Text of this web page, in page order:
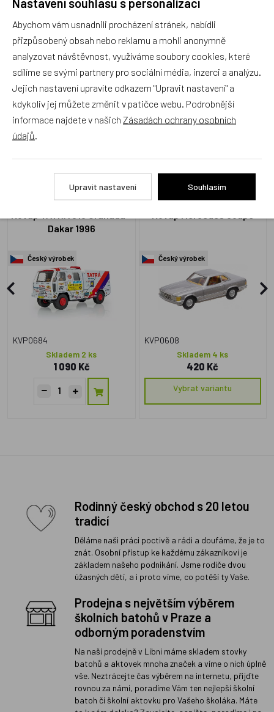
Produkt zatím nemá žádné hodnocení, buďte první, kdo
produkt ohodnotí!
Přidat hodnocení
Alternativní zboží
Dakar 1996
Český výrobek
KVP0684
Skladem 2 ks
1 090 Kč
Český výrobek
KVP0608
Skladem 4 ks
420 Kč
Vybrat variantu
Rodinný český obchod s 20 letou
tradicí
Děláme naši práci poctivě a rádi a doufáme, že je to
znát. Osobní přístup ke každému zákazníkovi je
základem našeho podnikání. Jsme rodiče dvou
úžasných dětí, a i proto víme, co potěší ty Vaše.
Prodejna s největším výběrem
školních batohů v Praze a
odborným poradenstvím
Na naší prodejně v Libni máme skladem stovky
batohů a aktovek mnoha značek a víme o nich úplně
vše. Neztrácejte čas výběrem na internetu, přijďte
rovnou za námi, poradíme Vám ten nejlepší školní
batoh či školní aktovku pro Vašeho školáka. Máte
Abychom vám usnadnili procházení stránek, nabídli
přizpůsobený obsah nebo reklamu a mohli anonymně
analyzovat návštěvnost, využíváme soubory cookies, které
sdílíme se svými partnery pro sociální média, inzerci a analýzu.
Jejich nastavení upravíte odkazem "Upravit nastavení" a
kdykoliv jej můžete změnit v patičce webu. Podrobnější
informace najdete v našich Zásadách ochrany osobních
údajů
Upravit nastavení Souhlasím